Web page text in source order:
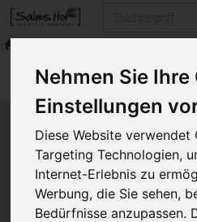
Nehmen Sie
Einstellungen
Diese Website verwendet
Targeting Technologien,
Internet-Erlebnis zu
Werbung, die Sie sehen,
Bedürfnisse anzupassen.
Produkte
frische
Frisches aus der Käsetheke
Produkt
nicht verfügbar.
Das von Ihnen gesuchte
nicht verfügbar.